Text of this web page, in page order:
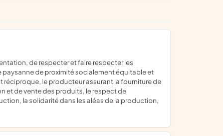
paysanne de proximité socialement équitable et
le producteur assurant la fourniture de
et de vente des produits, le respect de
la solidarité dans les aléas de la production,